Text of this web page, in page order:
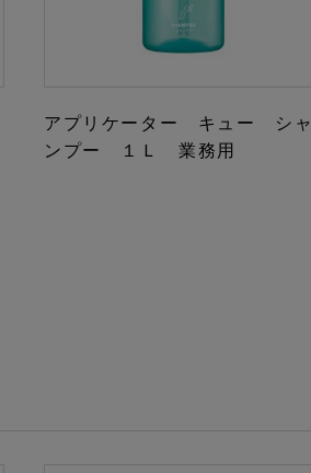
アプリケーター キュー シャ
ンプー １Ｌ 業務用